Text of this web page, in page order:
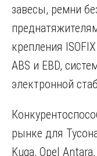
завесы, ремни
крепления
ABS и EBD,
электронной
рынке для
Kuga, Opel